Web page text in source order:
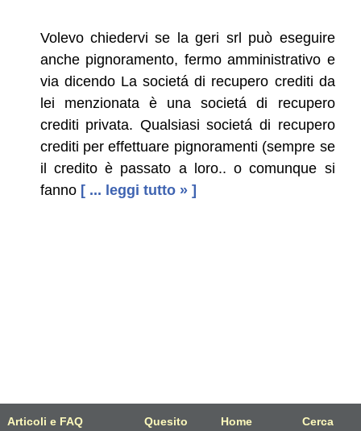
Articoli e FAQ Quesito Home Cerca
Volevo chiedervi se la geri srl può eseguire
anche pignoramento, fermo amministrativo e
via dicendo La societá di recupero crediti da
lei menzionata è una societá di recupero
crediti privata. Qualsiasi societá di recupero
crediti per effettuare pignoramenti (sempre se
il credito è passato a loro.. o comunque si
fanno [ ... leggi tutto » ]